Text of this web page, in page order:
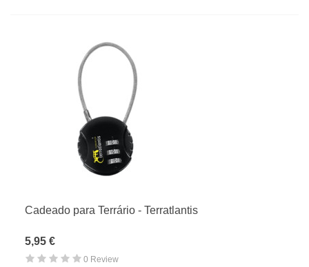
Cadeado para Terrário - Terratlantis
5,95 €
0 Review